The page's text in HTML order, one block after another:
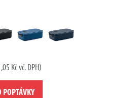
Kč vč. DPH)
POPTÁVKY